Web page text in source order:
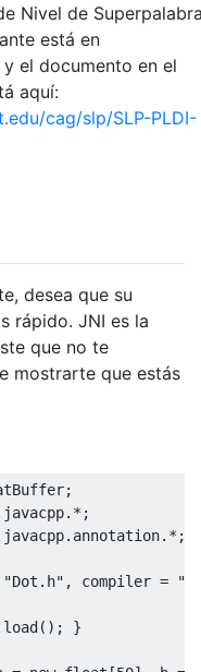
Nivel de
está en
el documento en el
aquí:
cag/slp/SLP-PLDI-
desea que su
rápido. JNI es la
que no te
mostrarte que estás
;
javacpp.*;
javacpp. annotation.*;
"Dot.h" , compiler =
load(); }